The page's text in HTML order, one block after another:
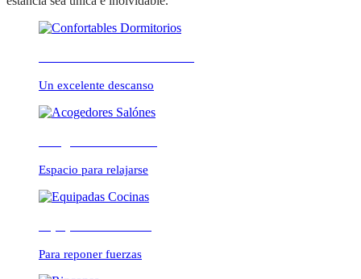
ambientes cálidos y
relajados
Un excelente descanso
Espacio para relajarse
Para reponer fuerzas